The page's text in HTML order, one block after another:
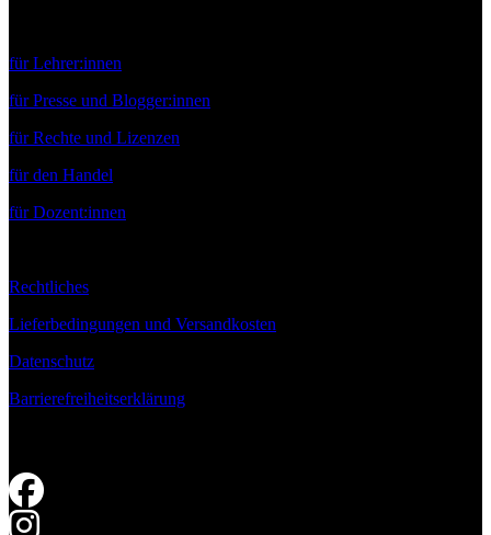
für Lehrer:innen
für Presse und Blogger:innen
für Rechte und Lizenzen
für den Handel
für Dozent:innen
Rechtliches
Lieferbedingungen und Versandkosten
Datenschutz
Barrierefreiheitserklärung